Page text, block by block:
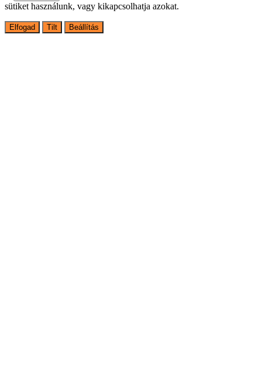
sütiket használunk, vagy kikapcsolhatja azokat.
Elfogad Tilt Beállítás